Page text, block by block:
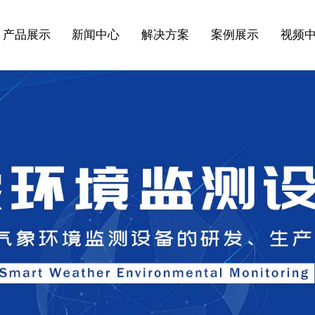
产品展示 新闻中心 解决方案 案例展示 视频